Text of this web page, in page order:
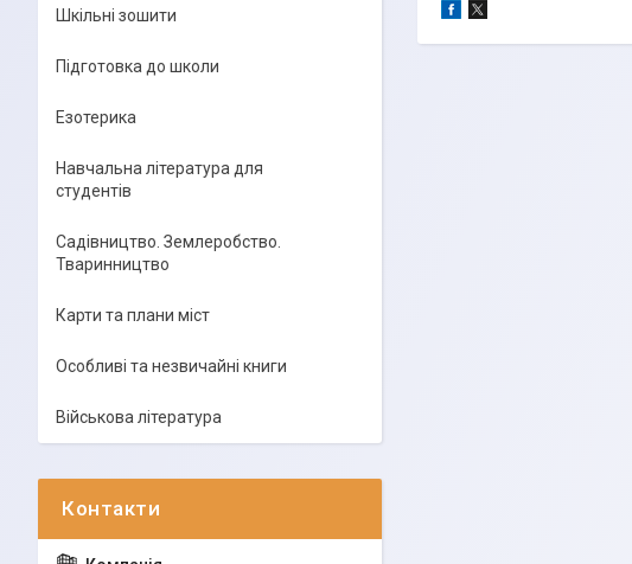
Шкільні зошити
Підготовка до школи
Езотерика
Навчальна література для
студентів
Садівництво. Землеробство.
Тваринництво
Карти та плани міст
Особливі та незвичайні книги
Військова література